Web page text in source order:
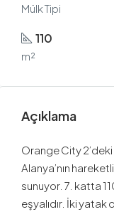
Mülk Tipi
110
m²
Açıklama
Orange City
Alanya’nın
sunuyor. 7. katta
eşyalıdır. İki yatak